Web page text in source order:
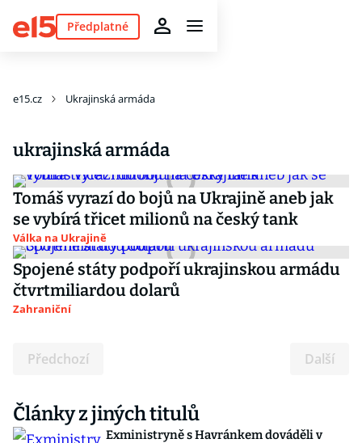
Předplatné
e15.cz Ukrajinská armáda
ukrajinská armáda
Tomáš vyrazí do bojů na Ukrajině aneb jak
se vybírá třicet milionů na český tank
Válka na Ukrajině
Spojené státy podpoří ukrajinskou armádu
čtvrtmiliardou dolarů
Zahraniční
Předchozí Další
Články z jiných titulů
Exministryně s Havránkem dováděli v